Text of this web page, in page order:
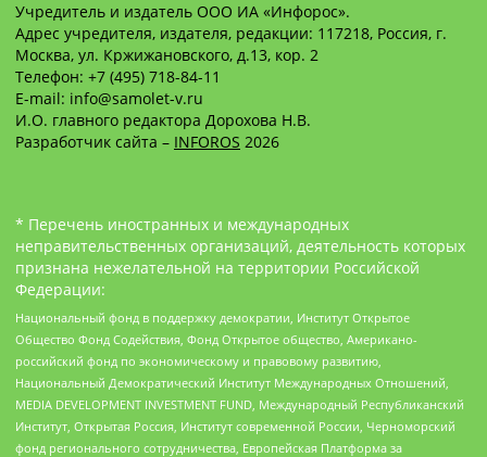
Учредитель и издатель ООО ИА «Инфорос».
Адрес учредителя, издателя, редакции: 117218, Россия, г.
Москва, ул. Кржижановского, д.13, кор. 2
Телефон: +7 (495) 718-84-11
E-mail: info@samolet-v.ru
И.О. главного редактора Дорохова Н.В.
Разработчик сайта – INFOROS 2026
* Перечень иностранных и международных
неправительственных организаций, деятельность которых
признана нежелательной на территории Российской
Федерации:
Национальный фонд в поддержку демократии, Институт Открытое
Общество Фонд Содействия, Фонд Открытое общество, Американо-
российский фонд по экономическому и правовому развитию,
Национальный Демократический Институт Международных Отношений,
MEDIA DEVELOPMENT INVESTMENT FUND, Международный Республиканский
Институт, Открытая Россия, Институт современной России, Черноморский
фонд регионального сотрудничества, Европейская Платформа за